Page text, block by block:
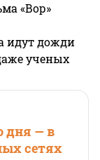
«Вор»
идут дожди
ученых
дня — в
сетях